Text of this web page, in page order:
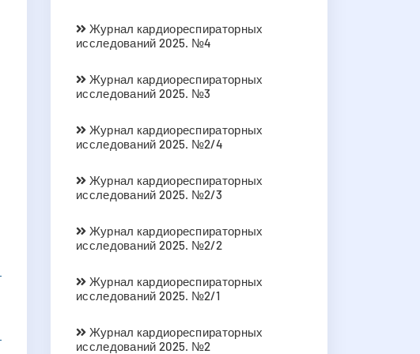
Журнал кардиореспираторных
исследований 2025. №4
Журнал кардиореспираторных
исследований 2025. №3
Журнал кардиореспираторных
исследований 2025. №2/4
Журнал кардиореспираторных
исследований 2025. №2/3
Журнал кардиореспираторных
исследований 2025. №2/2
Журнал кардиореспираторных
исследований 2025. №2/1
Журнал кардиореспираторных
исследований 2025. №2